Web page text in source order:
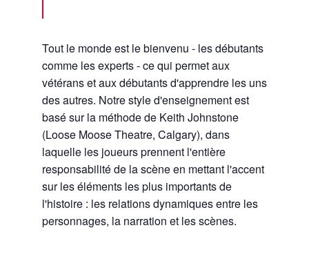
Tout le monde est le bienvenu - les débutants
comme les experts - ce qui permet aux
vétérans et aux débutants d'apprendre les uns
des autres. Notre style d'enseignement est
basé sur la méthode de Keith Johnstone
(Loose Moose Theatre, Calgary), dans
laquelle les joueurs prennent l'entière
responsabilité de la scène en mettant l'accent
sur les éléments les plus importants de
l'histoire : les relations dynamiques entre les
personnages, la narration et les scènes.